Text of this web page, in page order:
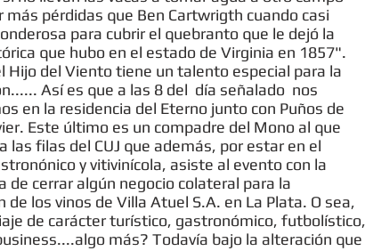
más pérdidas que Ben Cartwrigth cuando casi
para cubrir el quebranto que le dejó la
que hubo en el estado de Virginia en 1857".
Hijo del Viento tiene un talento especial para la
Así es que a las 8 del día señalado nos
en la residencia del Eterno junto con Puños de
Este último es un compadre del Mono al que
las filas del CUJ que además, por estar en el
y vitivinícola, asiste al evento con la
de cerrar algún negocio colateral para la
de los vinos de Villa Atuel S.A. en La Plata. O sea,
de carácter turístico, gastronómico, futbolístico,
más? Todavía bajo la alteración que